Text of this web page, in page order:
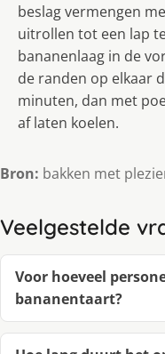
beslag vermengen
uitrollen tot een lap
bananenlaag in de
de randen op elkaar
minuten, dan met
af laten koelen.
Bron: bakken met
Veelgestelde
Voor hoeveel
bananentaart?